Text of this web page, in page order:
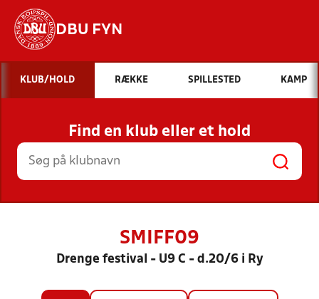
DBU FYN
Hvad vil du søge efter?
INDHOLD OG NYHEDER
STILLINGER, RESULTATER, KLUBBER OG
HOLD
KLUB/HOLD RÆKKE SPILLESTED KAMP
Find en klub eller et hold
SMIFF09
Drenge festival - U9 C - d.20/6 i Ry